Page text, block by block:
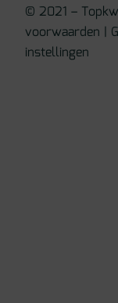
© 2021 –
voorwaarden |
instellingen